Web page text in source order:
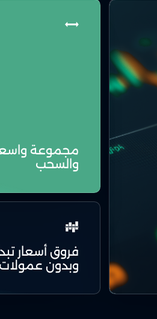
مجموعة
والسحب
وبدون عمولات